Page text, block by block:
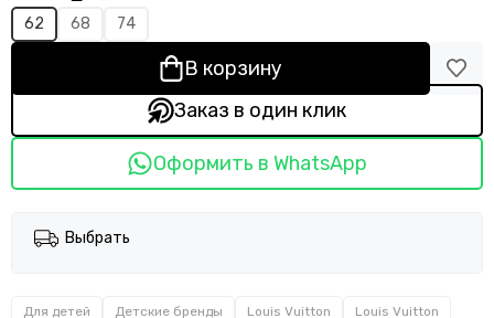
62
68 74
В корзину
Заказ в один клик
Оформить в WhatsApp
Выбрать
Для детей Детские бренды Louis Vuitton Louis Vuitton